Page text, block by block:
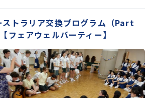
ストラリア交換プログラム（Part
フェアウェルパーティー】